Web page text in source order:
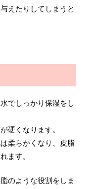
えたりしてしまうと
でしっかり保湿をし
硬くなります。
柔らかくなり、皮脂
ます。
のような役割をしま